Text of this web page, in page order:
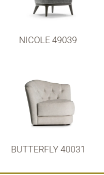
NICOLE 49039
BUTTERFLY 40031